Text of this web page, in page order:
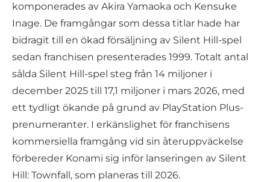
komponerades av Akira Yamaoka och Kensuke
Inage. De framgångar som dessa titlar hade har
bidragit till en ökad försäljning av Silent Hill-spel
sedan franchisen presenterades 1999. Totalt antal
sålda Silent Hill-spel steg från 14 miljoner i
december 2025 till 17,1 miljoner i mars 2026, med
ett tydligt ökande på grund av PlayStation Plus-
prenumeranter. I erkänslighet för franchisens
kommersiella framgång vid sin återuppväckelse
förbereder Konami sig inför lanseringen av Silent
Hill: Townfall, som planeras till 2026.